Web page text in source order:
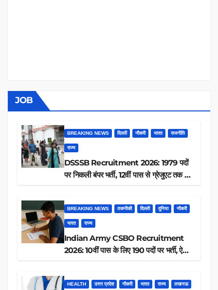
JOB
BREAKING NEWS दिल्ली नौकरी भारत राजनीति
राज्य
DSSSB Recruitment 2026: 1979 पदों
पर निकली बंपर भर्ती, 12वीं पास से ग्रेजुएट तक करें
BREAKING NEWS तकनीकी दिल्ली दुनिया नौकरी
भारत राज्य
Indian Army CSBO Recruitment
2026: 10वीं पास के लिए 190 पदों पर भर्ती, ऐसे
HEALTH उत्तर प्रदेश नौकरी भारत राज्य लखनऊ